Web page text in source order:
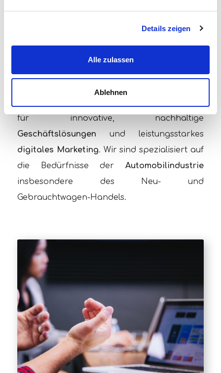
Details zeigen
Alle zulassen
Ablehnen
Wir machen den
Unterschied
für innovative, nachhaltige
Geschäftslösungen und leistungsstarkes
digitales Marketing. Wir sind spezialisiert auf
die Bedürfnisse der Automobilindustrie
insbesondere des Neu- und
Gebrauchtwagen-Handels.